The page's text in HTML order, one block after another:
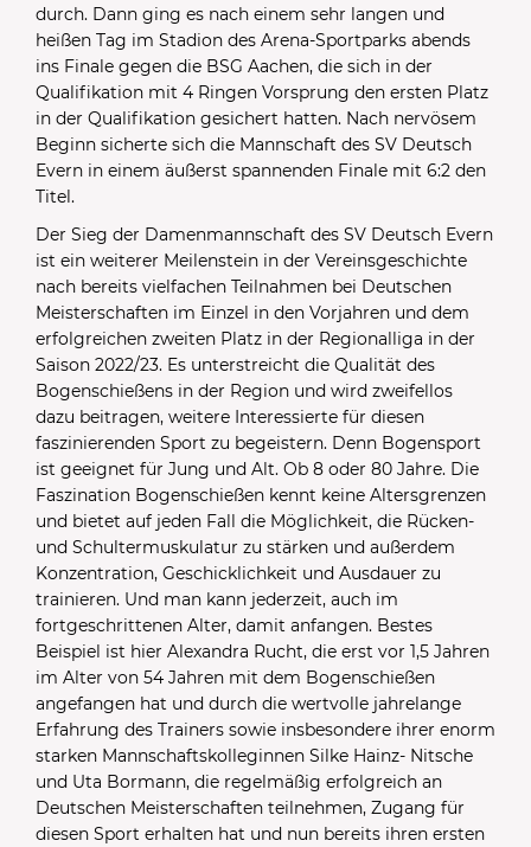
durch. Dann ging es nach einem sehr langen und
heißen Tag im Stadion des Arena-Sportparks abends
ins Finale gegen die BSG Aachen, die sich in der
Qualifikation mit 4 Ringen Vorsprung den ersten Platz
in der Qualifikation gesichert hatten. Nach nervösem
Beginn sicherte sich die Mannschaft des SV Deutsch
Evern in einem äußerst spannenden Finale mit 6:2 den
Titel.
Der Sieg der Damenmannschaft des SV Deutsch Evern
ist ein weiterer Meilenstein in der Vereinsgeschichte
nach bereits vielfachen Teilnahmen bei Deutschen
Meisterschaften im Einzel in den Vorjahren und dem
erfolgreichen zweiten Platz in der Regionalliga in der
Saison 2022/23. Es unterstreicht die Qualität des
Bogenschießens in der Region und wird zweifellos
dazu beitragen, weitere Interessierte für diesen
faszinierenden Sport zu begeistern. Denn Bogensport
ist geeignet für Jung und Alt. Ob 8 oder 80 Jahre. Die
Faszination Bogenschießen kennt keine Altersgrenzen
und bietet auf jeden Fall die Möglichkeit, die Rücken-
und Schultermuskulatur zu stärken und außerdem
Konzentration, Geschicklichkeit und Ausdauer zu
trainieren. Und man kann jederzeit, auch im
fortgeschrittenen Alter, damit anfangen. Bestes
Beispiel ist hier Alexandra Rucht, die erst vor 1,5 Jahren
im Alter von 54 Jahren mit dem Bogenschießen
angefangen hat und durch die wertvolle jahrelange
Erfahrung des Trainers sowie insbesondere ihrer enorm
starken Mannschaftskolleginnen Silke Hainz- Nitsche
und Uta Bormann, die regelmäßig erfolgreich an
Deutschen Meisterschaften teilnehmen, Zugang für
diesen Sport erhalten hat und nun bereits ihren ersten